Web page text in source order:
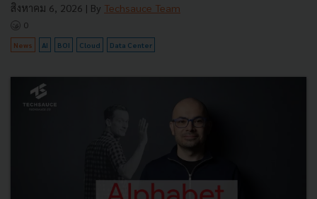
สิงหาคม 6, 2026 | By Techsauce Team
0
News AI BOI Cloud Data Center